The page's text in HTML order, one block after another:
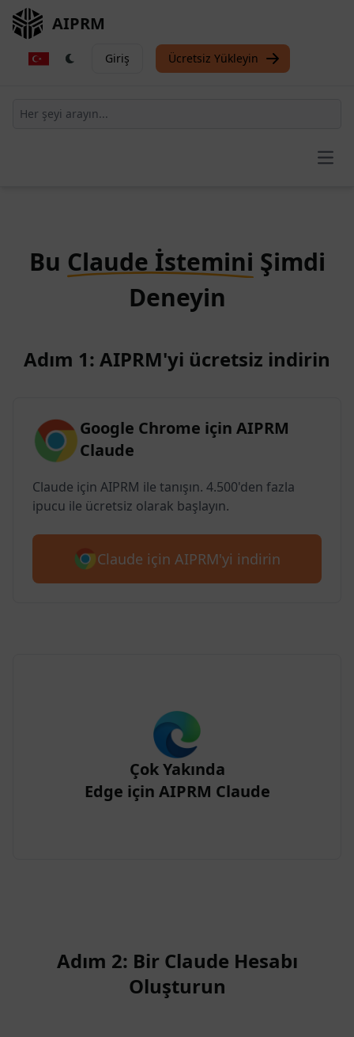
AIPRM
Giriş Ücretsiz Yükleyin
Bu Claude İstemini Şimdi
Deneyin
Adım 1: AIPRM'yi ücretsiz indirin
Google Chrome için AIPRM
Claude
Claude için AIPRM ile tanışın. 4.500'den fazla
ipucu ile ücretsiz olarak başlayın.
Claude için AIPRM'yi indirin
Çok Yakında
Edge için AIPRM Claude
Adım 2: Bir Claude Hesabı
Oluşturun